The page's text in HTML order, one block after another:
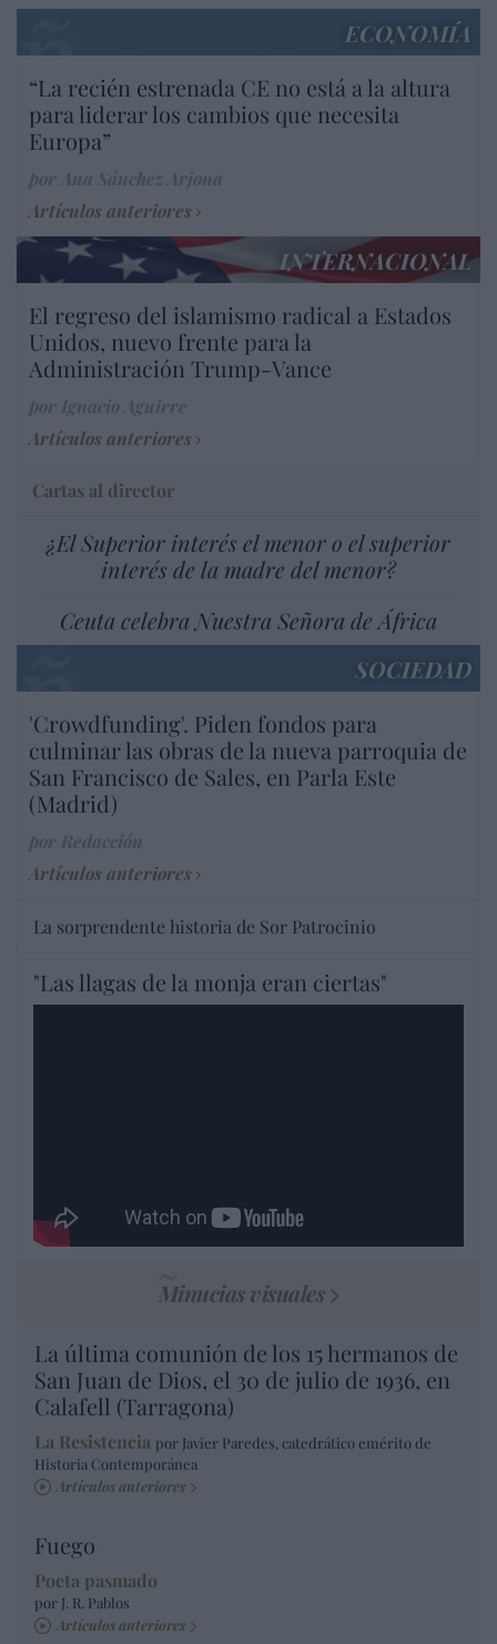
ECONOMÍA
“La recién estrenada CE no está a la altura
para liderar los cambios que necesita
Europa”
Artículos anteriores
INTERNACIONAL
El regreso del islamismo radical a Estados
Unidos, nuevo frente para la
Administración Trump-Vance
Artículos anteriores
Cartas al director
¿El Superior interés el menor o el superior
interés de la madre del menor?
Ceuta celebra Nuestra Señora de África
SOCIEDAD
'Crowdfunding'. Piden fondos para
culminar las obras de la nueva parroquia de
San Francisco de Sales, en Parla Este
(Madrid)
Artículos anteriores
La sorprendente historia de Sor Patrocinio
"Las llagas de la monja eran ciertas"
Minucias visuales
La última comunión de los 15 hermanos de
San Juan de Dios, el 30 de julio de 1936, en
Calafell (Tarragona)
La Resistencia por Javier Paredes, catedrático emérito de
Historia Contemporánea
Artículos anteriores
Fuego
Poeta pasmado
por J. R. Pablos
Artículos anteriores